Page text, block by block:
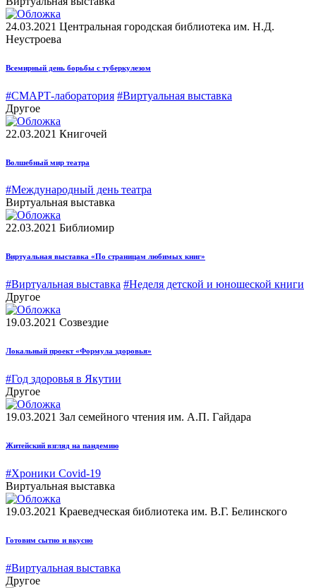
24.03.2021 Центральная городская библиотека им. Н.Д.
Неустроева
Всемирный день борьбы с туберкулезом
#СМАРТ-лаборатория #Виртуальная выставка
Другое
22.03.2021 Книгочей
Волшебный мир театра
#Международный день театра
Виртуальная выставка
22.03.2021 Библиомир
Виртуальная выставка «По страницам любимых книг»
#Виртуальная выставка #Неделя детской и юношеской книги
Другое
19.03.2021 Созвездие
Локальный проект «Формула здоровья»
#Год здоровья в Якутии
Другое
19.03.2021 Зал семейного чтения им. А.П. Гайдара
Житейский взгляд на пандемию
#Хроники Covid-19
Виртуальная выставка
19.03.2021 Краеведческая библиотека им. В.Г. Белинского
Готовим сытно и вкусно
#Виртуальная выставка
Другое